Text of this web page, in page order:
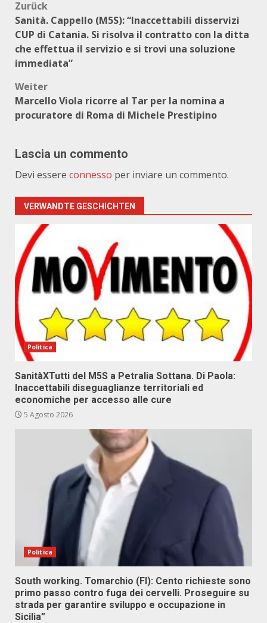
Beitragsnavigation
Zurück
Sanità. Cappello (M5S): “Inaccettabili disservizi
CUP di Catania. Si risolva il contratto con la ditta
che effettua il servizio e si trovi una soluzione
immediata”
Weiter
Marcello Viola ricorre al Tar per la nomina a
procuratore di Roma di Michele Prestipino
Lascia un commento
Devi essere connesso per inviare un commento.
VERWANDTE GESCHICHTEN
Politica
SanitàXTutti del M5S a Petralia Sottana. Di Paola:
Inaccettabili diseguaglianze territoriali ed
economiche per accesso alle cure
5 Agosto 2026
Politica
South working. Tomarchio (FI): Cento richieste sono
primo passo contro fuga dei cervelli. Proseguire su
strada per garantire sviluppo e occupazione in
Sicilia”